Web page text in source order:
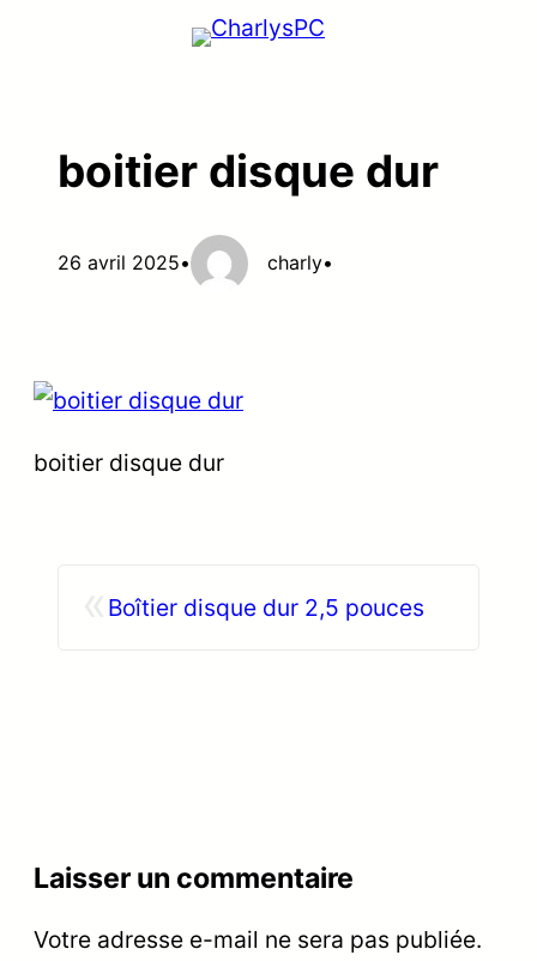
boitier disque dur
26 avril 2025• charly•
boitier disque dur
Boîtier disque dur 2,5 pouces
Laisser un commentaire
Votre adresse e-mail ne sera pas publiée.